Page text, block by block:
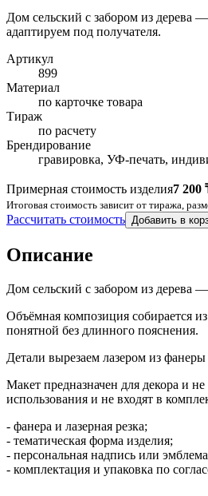
Дом сельский с забором из дерева
адаптируем под получателя.
Артикул
899
Материал
по карточке товара
Тираж
по расчету
Брендирование
гравировка, УФ-печать,
Примерная стоимость изделия7 200
Итоговая стоимость зависит от тиража,
Рассчитать стоимость Добавить в
Описание
Дом сельский с забором из дерева
Объёмная композиция собирается
понятной без длинного пояснения.
Детали вырезаем лазером из
Макет предназначен для декора и
использования и не входят в
- фанера и лазерная резка;
- тематическая форма изделия;
- персональная надпись или
- комплектация и упаковка по